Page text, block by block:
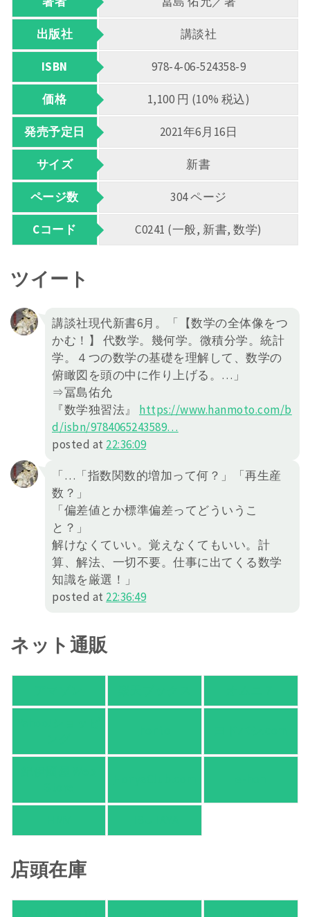
出版社 講談社
ISBN 978-4-06-524358-9
価格 1,100 円 (10% 税込)
発売予定日 2021年6月16日
サイズ 新書
ページ数 304 ページ
Cコード C0241 (一般, 新書, 数学)
ツイート
講談社現代新書6月。「【数学の全体像をつ
かむ！】 代数学。幾何学。微積分学。統計
学。４つの数学の基礎を理解して、数学の
俯瞰図を頭の中に作り上げる。…」
⇒冨島佑允
『数学独習法』 https://www.hanmoto.com/b
d/isbn/9784065243589…
posted at 22:36:09
「…「指数関数的増加って何？」「再生産
数？」
「偏差値とか標準偏差ってどういうこ
と？」
解けなくていい。覚えなくてもいい。計
算、解法、一切不要。仕事に出てくる数学
知識を厳選！」
posted at 22:36:49
ネット通販
店頭在庫